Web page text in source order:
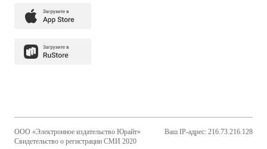
ООО «Электронное издательство Юрайт»
Свидетельство о регистрации СМИ 2020
Ваш IP-адрес: 216.73.216.128